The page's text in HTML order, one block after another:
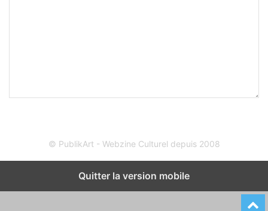
© PublikArt - Webzine Culturel depuis 2008
Quitter la version mobile